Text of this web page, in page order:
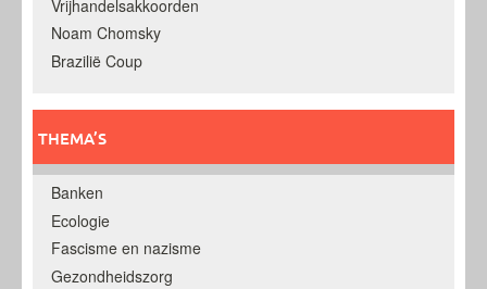
Vrijhandelsakkoorden
Noam Chomsky
Brazilië Coup
THEMA’S
Banken
Ecologie
Fascisme en nazisme
Gezondheidszorg